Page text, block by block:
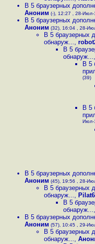
В 5 браузерных
Аноним (-), 12:27 , 28-Июл-
В 5 браузерных
Аноним (32), 16:04 , 28-
В 5 браузерных
обнаруж...,
В 5
обнаруж...,
В 5
(39)
В 5
Июл-
В 5 браузерных
Аноним (45), 19:56 , 28-
В 5 браузерных
обнаруж...,
В 5
обнаруж...,
В 5 браузерных
Аноним (57), 10:45 , 29-
В 5 браузерных
обнаруж...,